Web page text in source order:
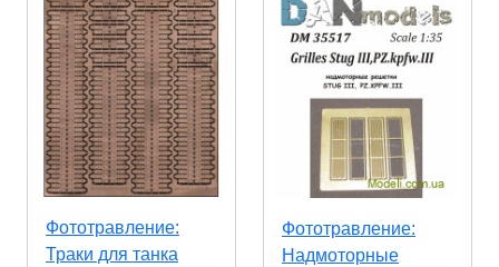
Фототравление:
Траки для танка
Фототравление:
Надмоторные